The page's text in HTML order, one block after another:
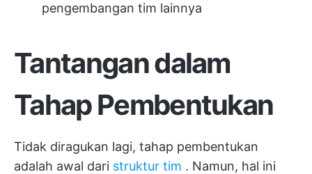
pengembangan tim lainnya
Tantangan dalam
Tahap Pembentukan
Tidak diragukan lagi, tahap pembentukan
adalah awal dari struktur tim . Namun, hal ini